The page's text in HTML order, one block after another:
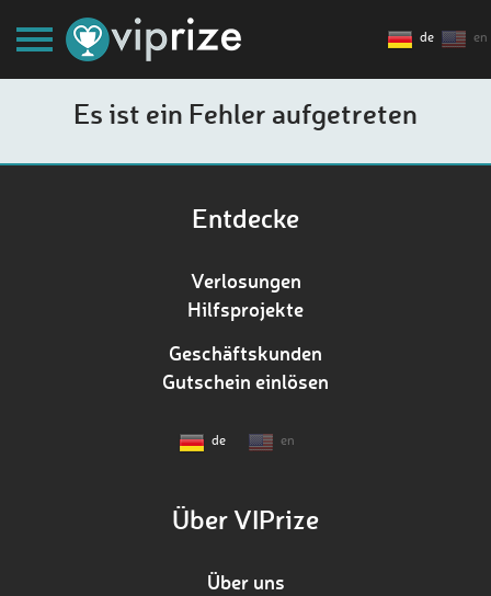
de en
Es ist ein Fehler aufgetreten
Entdecke
Verlosungen
Hilfsprojekte
Geschäftskunden
Gutschein einlösen
de en
Über VIPrize
Über uns